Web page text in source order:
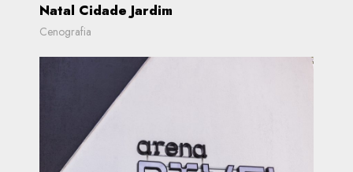
Natal Cidade Jardim
Cenografia